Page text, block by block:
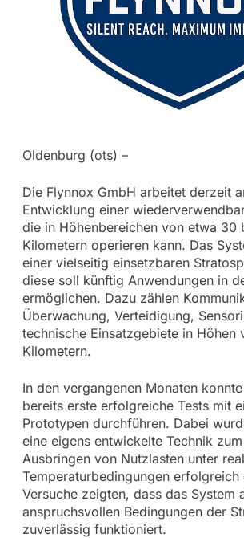
Oldenburg (ots) –
Die Flynnox GmbH arbeitet derzeit
Entwicklung einer
die in Höhenbereichen von etwa 30
Kilometern operieren kann. Das
einer vielseitig einsetzbaren
diese soll künftig Anwendungen in
ermöglichen. Dazu zählen
Überwachung, Verteidigung,
technische Einsatzgebiete in Höhen
Kilometern.
In den vergangenen Monaten
bereits erste erfolgreiche Tests mit
Prototypen durchführen. Dabei
eine eigens entwickelte Technik
Ausbringen von Nutzlasten unter
Temperaturbedingungen erfolgreich
Versuche zeigten, dass das System
anspruchsvollen Bedingungen der
zuverlässig funktioniert.